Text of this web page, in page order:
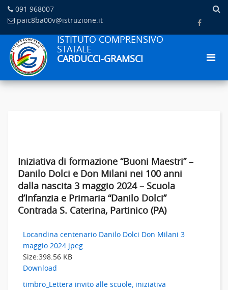
091 968007
paic8ba00v@istruzione.it
ISTITUTO COMPRENSIVO
STATALE
CARDUCCI-GRAMSCI
Iniziativa di formazione “Buoni Maestri” –
Danilo Dolci e Don Milani nei 100 anni
dalla nascita 3 maggio 2024 – Scuola
d’Infanzia e Primaria “Danilo Dolci”
Contrada S. Caterina, Partinico (PA)
Locandina centenario Danilo Dolci Don Milani 3
maggio 2024.jpeg
Size:398.56 KB
Download
timbro_Lettera invito alle scuole, iniziativa